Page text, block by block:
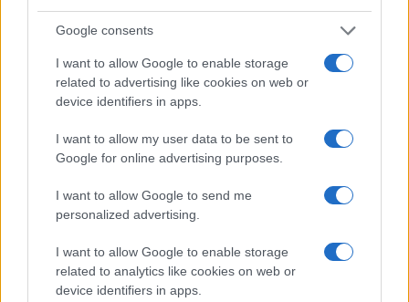
Google consents
I want to allow Google to enable storage
related to advertising like cookies on web or
device identifiers in apps.
I want to allow my user data to be sent to
Google for online advertising purposes.
I want to allow Google to send me
personalized advertising.
I want to allow Google to enable storage
related to analytics like cookies on web or
device identifiers in apps.
NEWS